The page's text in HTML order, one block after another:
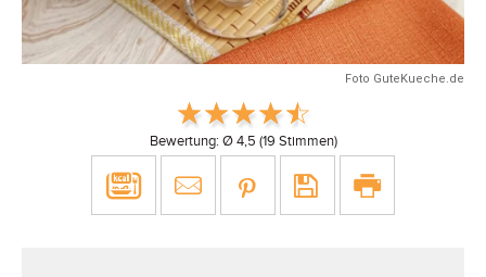
Foto GuteKueche.de
Bewertung: Ø 4,5 (19 Stimmen)